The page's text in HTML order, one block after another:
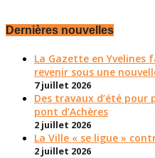
Dernières nouvelles
La Gazette en Yvelines
revenir sous une
7 juillet 2026
Des travaux d’été
pont d’Achères
2 juillet 2026
La Ville « se ligue »
2 juillet 2026